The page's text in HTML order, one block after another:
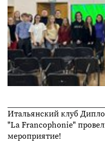
Итальянский клуб
"La Francophonie"
мероприятие!